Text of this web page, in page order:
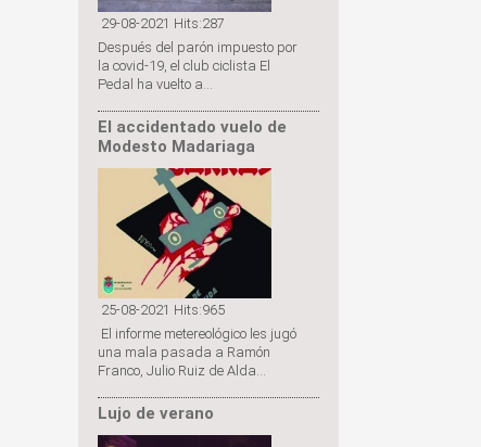
29-08-2021 Hits:287
Después del parón impuesto por
la covid-19, el club ciclista El
Pedal ha vuelto a...
El accidentado vuelo de
Modesto Madariaga
25-08-2021 Hits:965
El informe metereológico les jugó
una mala pasada a Ramón
Franco, Julio Ruiz de Alda...
Lujo de verano